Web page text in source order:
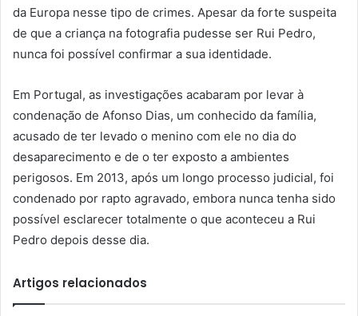
da Europa nesse tipo de crimes. Apesar da forte suspeita
de que a criança na fotografia pudesse ser Rui Pedro,
nunca foi possível confirmar a sua identidade.
Em Portugal, as investigações acabaram por levar à
condenação de Afonso Dias, um conhecido da família,
acusado de ter levado o menino com ele no dia do
desaparecimento e de o ter exposto a ambientes
perigosos. Em 2013, após um longo processo judicial, foi
condenado por rapto agravado, embora nunca tenha sido
possível esclarecer totalmente o que aconteceu a Rui
Pedro depois desse dia.
Artigos relacionados